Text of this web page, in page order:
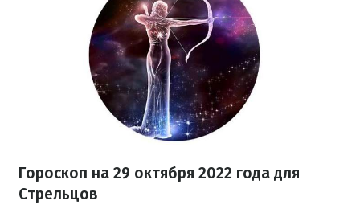
Гороскоп на 29 октября 2022 года для
Стрельцов